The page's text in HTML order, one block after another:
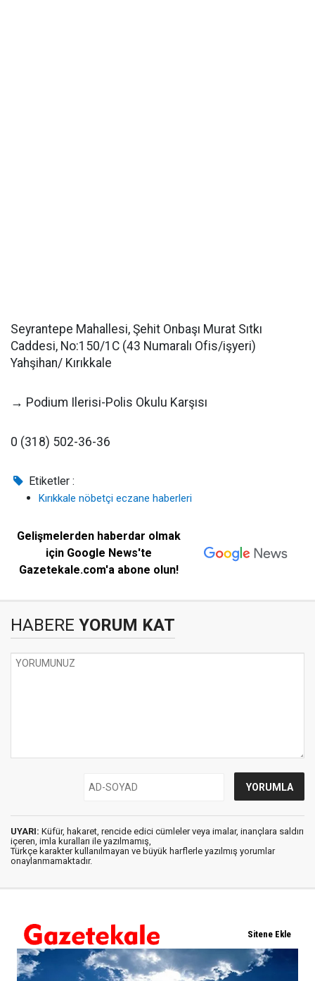
Seyrantepe Mahallesi, Şehit Onbaşı Murat Sıtkı
Caddesi, No:150/1C (43 Numaralı Ofis/işyeri)
Yahşihan/ Kırıkkale
→ Podium Ilerisi-Polis Okulu Karşısı
0 (318) 502-36-36
Etiketler :
Kırıkkale nöbetçi eczane haberleri
Gelişmelerden haberdar olmak
için Google News'te
Gazetekale.com'a abone olun!
HABERE YORUM KAT
UYARI: Küfür, hakaret, rencide edici cümleler veya imalar, inançlara saldırı
içeren, imla kuralları ile yazılmamış,
Türkçe karakter kullanılmayan ve büyük harflerle yazılmış yorumlar
onaylanmamaktadır.